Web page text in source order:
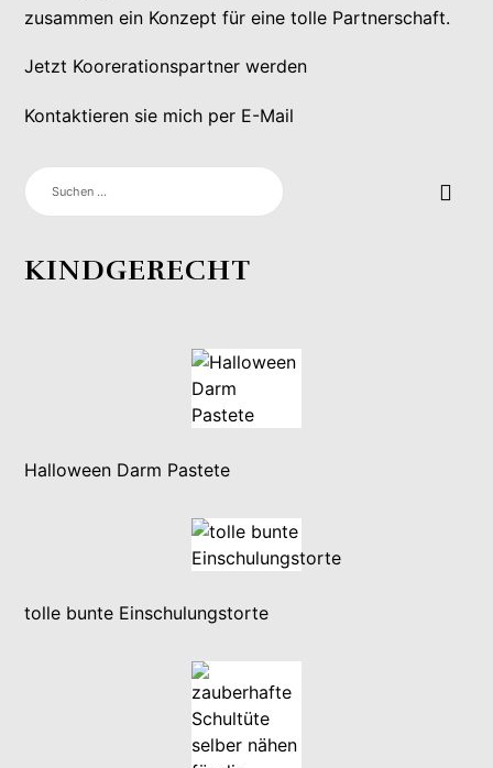
zusammen ein Konzept für eine tolle Partnerschaft.
Jetzt Koorerationspartner werden
Kontaktieren sie mich per E-Mail
SUCHEN
NACH:
KINDGERECHT
Halloween Darm Pastete
tolle bunte Einschulungstorte